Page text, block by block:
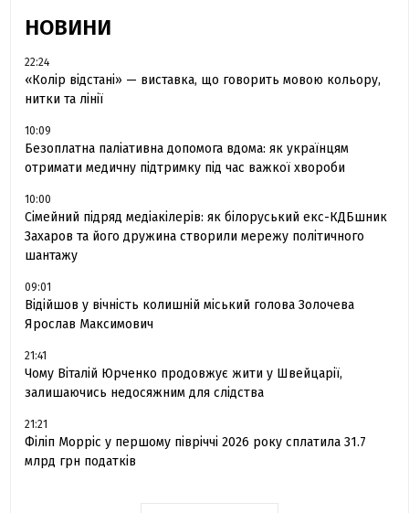
НОВИНИ
22:24
«Колір відстані» — виставка, що говорить мовою кольору,
нитки та лінії
10:09
Безоплатна паліативна допомога вдома: як українцям
отримати медичну підтримку під час важкої хвороби
10:00
Сімейний підряд медіакілерів: як білоруський екс-КДБшник
Захаров та його дружина створили мережу політичного
шантажу
09:01
Відійшов у вічність колишній міський голова Золочева
Ярослав Максимович
21:41
Чому Віталій Юрченко продовжує жити у Швейцарії,
залишаючись недосяжним для слідства
21:21
Філіп Морріс у першому півріччі 2026 року сплатила 31.7
млрд грн податків